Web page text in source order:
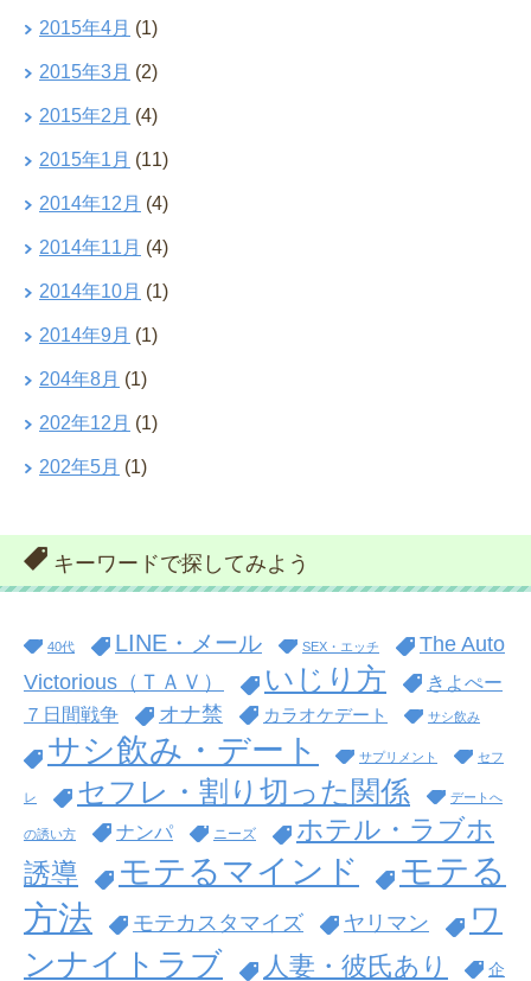
2015年4月 (1)
2015年3月 (2)
2015年2月 (4)
2015年1月 (11)
2014年12月 (4)
2014年11月 (4)
2014年10月 (1)
2014年9月 (1)
204年8月 (1)
202年12月 (1)
202年5月 (1)
キーワードで探してみよう
40代 LINE・メール SEX・エッチ
The Auto
Victorious（ＴＡＶ）
いじり方
きよぺー
７日間戦争
オナ禁 カラオケデート サシ飲み
サシ飲み・デート サプリメント セフ
レ セフレ・割り切った関係 デートへ
の誘い方 ナンパ ニーズ
ホテル・ラブホ
誘導
モテるマインド
モテる
方法
モテカスタマイズ ヤリマン
ワ
ンナイトラブ
人妻・彼氏あり 企